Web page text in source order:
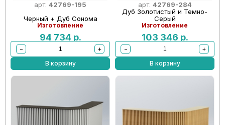
арт. 42769-195
Черный + Дуб Сонома
Изготовление
94 734 р.
−
+
В корзину
арт. 42769-284
Дуб Золотистый и Темно-
Серый
Изготовление
103 346 р.
−
+
В корзину